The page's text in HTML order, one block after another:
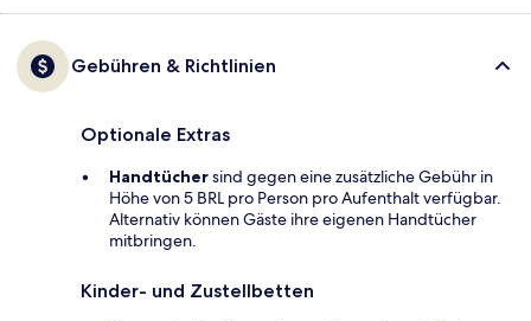
Gebühren & Richtlinien
Optionale Extras
Handtüchersind gegen eine zusätzliche Gebühr in
Höhe von 5 BRL pro Person pro Aufenthalt verfügbar.
Alternativ können Gäste ihre eigenen Handtücher
mitbringen.
Kinder- und Zustellbetten